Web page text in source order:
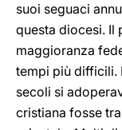
suoi seguaci
questa diocesi. Il
maggioranza
tempi più difficili.
secoli si
cristiana fosse